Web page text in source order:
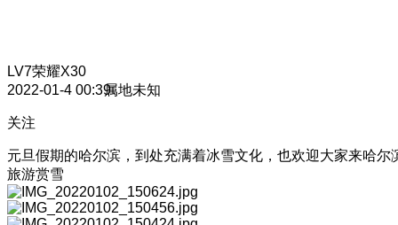
LV7荣耀X30
2022-01-4 00:39属地未知
关注
元旦假期的哈尔滨，到处充满着冰雪文化，也欢迎大家来哈尔
旅游赏雪